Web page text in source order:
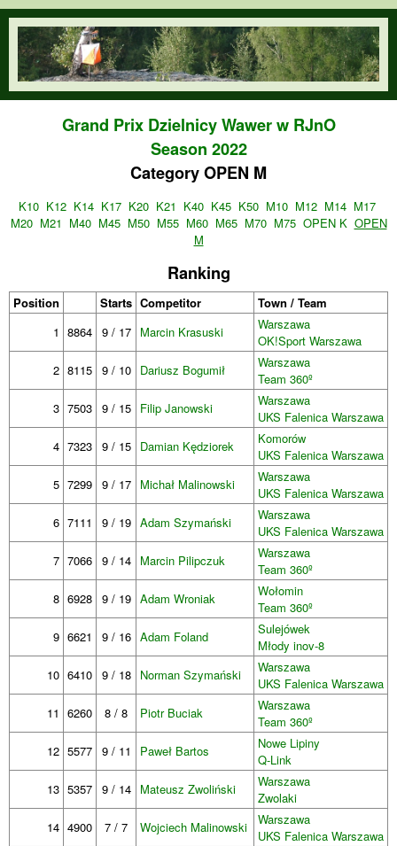
Skip to main content
orienteering.waw.pl
Grand Prix Dzielnicy Wawer w RJnO
Season 2022
Category OPEN M
K10 K12 K14 K17 K20 K21 K40 K45 K50 M10 M12 M14 M17
M20 M21 M40 M45 M50 M55 M60 M65 M70 M75 OPEN K OPEN
M
Ranking
Position Starts Competitor
Town / Team
1 8864 9 / 17 Marcin Krasuski
Warszawa
OK!Sport Warszawa
2 8115 9 / 10 Dariusz Bogumił
Warszawa
Team 360º
3 7503 9 / 15 Filip Janowski
Warszawa
UKS Falenica Warszawa
4 7323 9 / 15 Damian Kędziorek
Komorów
UKS Falenica Warszawa
5 7299 9 / 17 Michał Malinowski
Warszawa
UKS Falenica Warszawa
6 7111 9 / 19 Adam Szymański
Warszawa
UKS Falenica Warszawa
7 7066 9 / 14 Marcin Pilipczuk
Warszawa
Team 360º
8 6928 9 / 19 Adam Wroniak
Wołomin
Team 360º
9 6621 9 / 16 Adam Foland
Sulejówek
Młody inov-8
10 6410 9 / 18 Norman Szymański
Warszawa
UKS Falenica Warszawa
11 6260 8 / 8 Piotr Buciak
Warszawa
Team 360º
12 5577 9 / 11 Paweł Bartos
Nowe Lipiny
Q-Link
13 5357 9 / 14 Mateusz Zwoliński
Warszawa
Zwolaki
14 4900 7 / 7 Wojciech Malinowski
Warszawa
UKS Falenica Warszawa